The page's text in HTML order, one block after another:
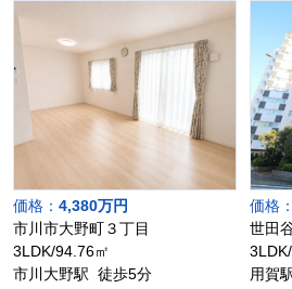
価格： 4,380万円
市川市大野町３丁目
3LDK/94.76㎡
市川大野駅 徒歩5分
価格：
世田
用賀